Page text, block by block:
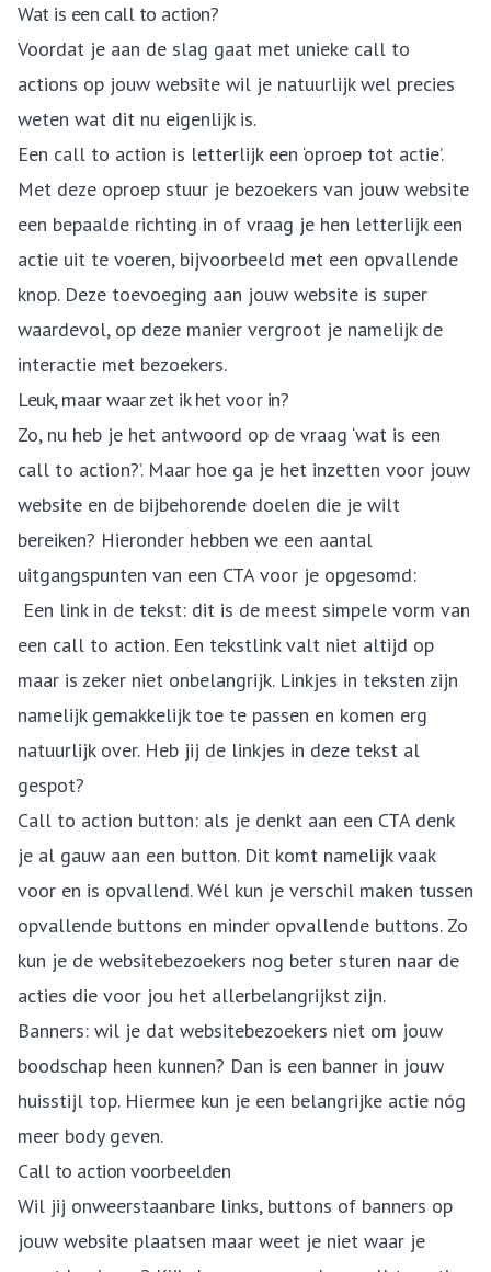
Wat is een call to action?
Voordat je aan de slag gaat met unieke call to
actions op jouw website wil je natuurlijk wel precies
weten wat dit nu eigenlijk is.
Een call to action is letterlijk een ‘oproep tot actie’.
Met deze oproep stuur je bezoekers van jouw website
een bepaalde richting in of vraag je hen letterlijk een
actie uit te voeren, bijvoorbeeld met een opvallende
knop. Deze toevoeging aan jouw website is super
waardevol, op deze manier vergroot je namelijk de
interactie met bezoekers.
Leuk, maar waar zet ik het voor in?
Zo, nu heb je het antwoord op de vraag ‘wat is een
call to action?’. Maar hoe ga je het inzetten voor jouw
website en de bijbehorende doelen die je wilt
bereiken? Hieronder hebben we een aantal
uitgangspunten van een CTA voor je opgesomd:
Een link in de tekst: dit is de meest simpele vorm van
een call to action. Een tekstlink valt niet altijd op
maar is zeker niet onbelangrijk. Linkjes in teksten zijn
namelijk gemakkelijk toe te passen en komen erg
natuurlijk over. Heb jij de linkjes in deze tekst al
gespot?
Call to action button: als je denkt aan een CTA denk
je al gauw aan een button. Dit komt namelijk vaak
voor en is opvallend. Wél kun je verschil maken tussen
opvallende buttons en minder opvallende buttons. Zo
kun je de websitebezoekers nog beter sturen naar de
acties die voor jou het allerbelangrijkst zijn.
Banners: wil je dat websitebezoekers niet om jouw
boodschap heen kunnen? Dan is een banner in jouw
huisstijl top. Hiermee kun je een belangrijke actie nóg
meer body geven.
Call to action voorbeelden
Wil jij onweerstaanbare links, buttons of banners op
jouw website plaatsen maar weet je niet waar je